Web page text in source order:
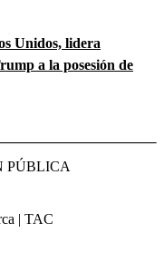
Unidos, lidera
a la posesión de
PÚBLICA
| TAC